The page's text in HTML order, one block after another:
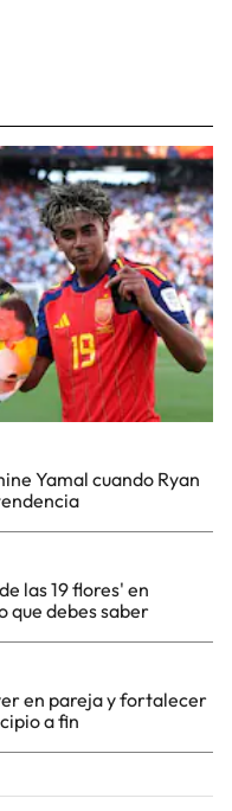
Yamal cuando Ryan
las 19 flores' en
que debes saber
en pareja y fortalecer
a fin